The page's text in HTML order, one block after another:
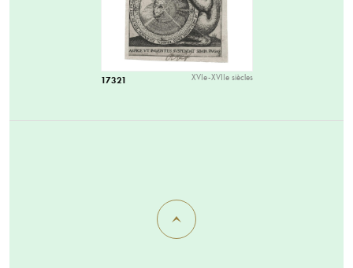
17321 XVIe-XVIIe siècles